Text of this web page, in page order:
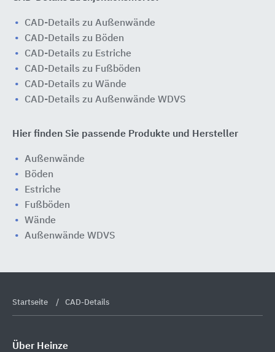
CAD-Details zu Außenwände
CAD-Details zu Böden
CAD-Details zu Estriche
CAD-Details zu Fußböden
CAD-Details zu Wände
CAD-Details zu Außenwände WDVS
Hier finden Sie passende Produkte und Hersteller
Außenwände
Böden
Estriche
Fußböden
Wände
Außenwände WDVS
Startseite CAD-Details
Über Heinze